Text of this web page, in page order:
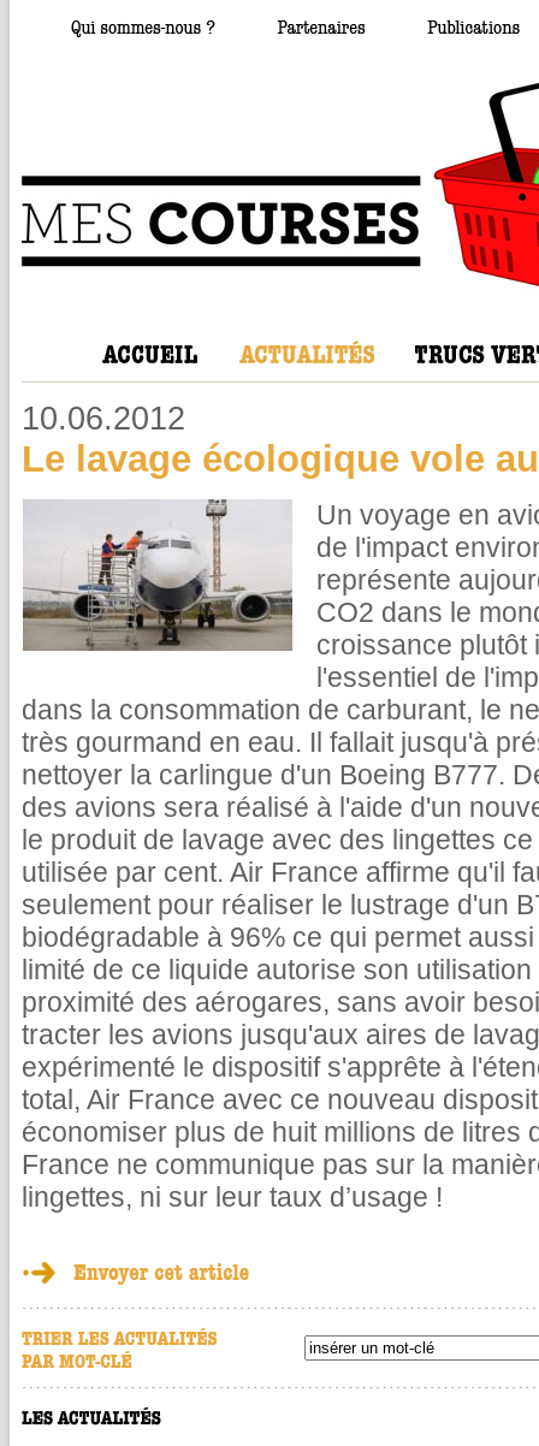
10.06.2012
Le lavage écologique vole
Un voyage en
de l'impact
représente
CO2 dans le
croissance plutôt
l'essentiel de
dans la consommation de carburant, le
très gourmand en eau. Il fallait jusqu'à
nettoyer la carlingue d'un Boeing B777.
des avions sera réalisé à l'aide d'un
le produit de lavage avec des lingettes
utilisée par cent. Air France affirme qu'il
seulement pour réaliser le lustrage d'un
biodégradable à 96% ce qui permet
limité de ce liquide autorise son
proximité des aérogares, sans avoir
tracter les avions jusqu'aux aires de
expérimenté le dispositif s'apprête à
total, Air France avec ce nouveau
économiser plus de huit millions de litres
France ne communique pas sur la
lingettes, ni sur leur taux d’usage !